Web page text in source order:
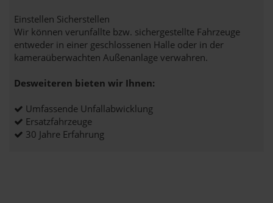
Einstellen Sicherstellen
Wir können verunfallte bzw. sichergestellte Fahrzeuge
entweder in einer geschlossenen Halle oder in der
kameraüberwachten Außenanlage verwahren.
Desweiteren bieten wir Ihnen:
Umfassende Unfallabwicklung
Ersatzfahrzeuge
30 Jahre Erfahrung